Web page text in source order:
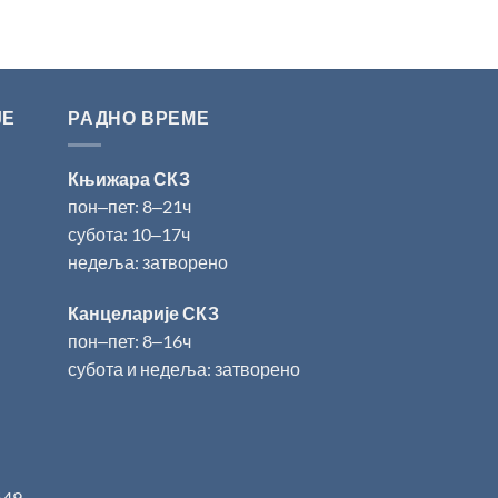
РАДНО ВРЕМЕ
Књижара СКЗ
пон‒пет: 8‒21ч
субота: 10‒17ч
недеља: затворено
Канцеларије СКЗ
пон‒пет: 8‒16ч
субота и недеља: затворено